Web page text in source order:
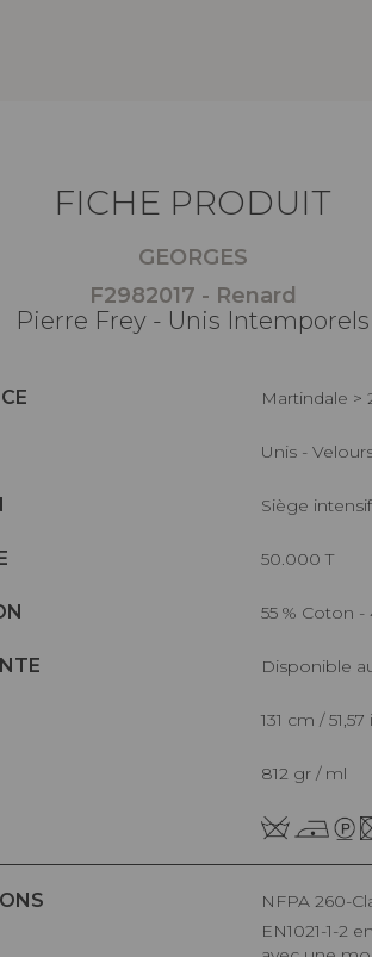
FICHE PRODUIT
GEORGES
F2982017 - Renard
Pierre Frey - Unis Intemporels
Martindale
Unis -
Siège intensif
50.000 T
55 % Coton -
Disponible
131 cm /
812 gr / ml
NFPA 260-
EN1021-1-2 en association